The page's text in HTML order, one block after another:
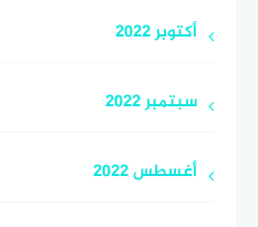
أكتوبر 2022
سبتمبر 2022
أغسطس 2022